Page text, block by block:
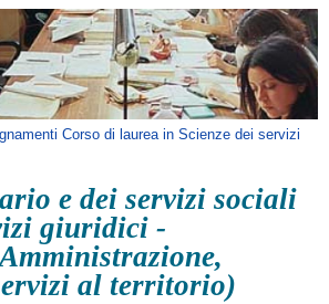
Corso di laurea in Scienze dei servizi
e dei servizi sociali
giuridici -
al territorio)